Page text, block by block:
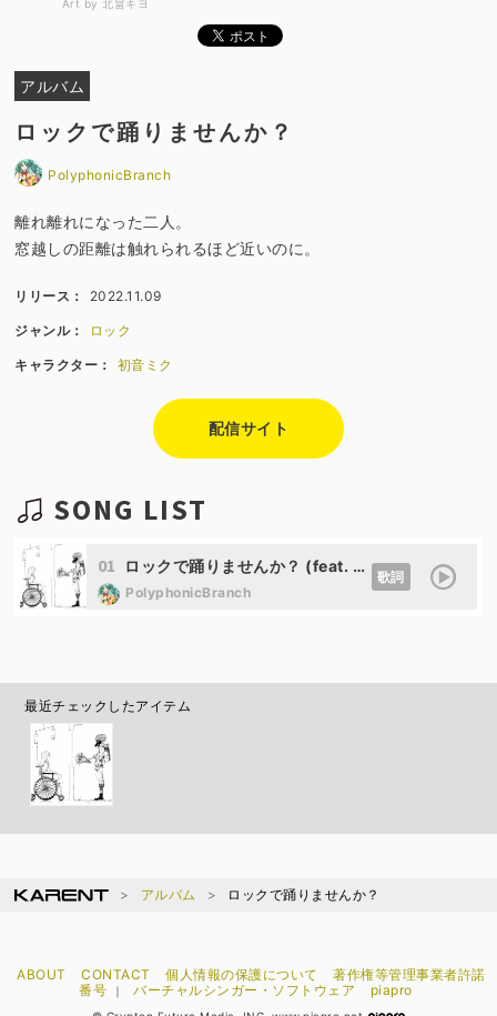
Art by 北畠キヨ
アルバム
ロックで踊りませんか？
PolyphonicBranch
離れ離れになった二人。
窓越しの距離は触れられるほど近いのに。
リリース： 2022.11.09
ジャンル： ロック
キャラクター： 初音ミク
配信サイト
SONG LIST
01 ロックで踊りませんか？ (feat. 初音ミク)
PolyphonicBranch
歌詞
最近チェックしたアイテム
アルバム ロックで踊りませんか？
ABOUT CONTACT 個人情報の保護について
著作権等管理事業者許諾
番号
｜ バーチャルシンガー・ソフトウェア piapro